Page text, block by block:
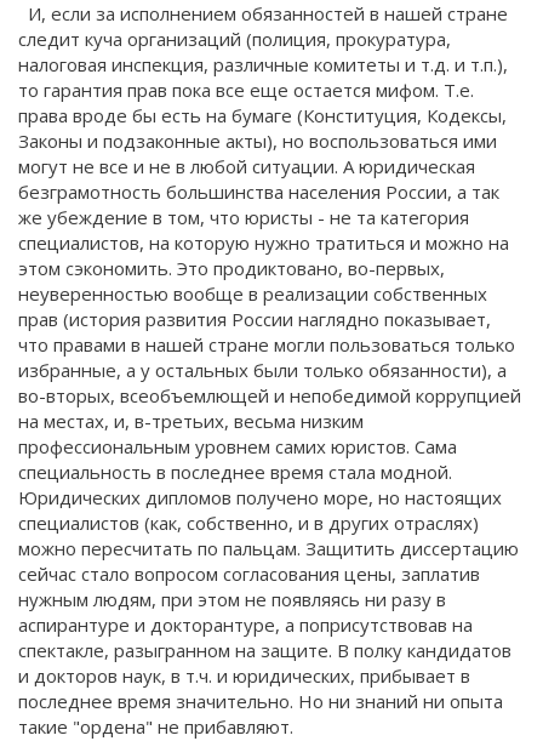
И, если за исполнением обязанностей в нашей стране
следит куча организаций (полиция, прокуратура,
налоговая инспекция, различные комитеты и т.д. и т.п.),
то гарантия прав пока все еще остается мифом. Т.е.
права вроде бы есть на бумаге (Конституция, Кодексы,
Законы и подзаконные акты), но воспользоваться ими
могут не все и не в любой ситуации. А юридическая
безграмотность большинства населения России, а так
же убеждение в том, что юристы - не та категория
специалистов, на которую нужно тратиться и можно на
этом сэкономить. Это продиктовано, во-первых,
неуверенностью вообще в реализации собственных
прав (история развития России наглядно показывает,
что правами в нашей стране могли пользоваться только
избранные, а у остальных были только обязанности), а
во-вторых, всеобъемлющей и непобедимой коррупцией
на местах, и, в-третьих, весьма низким
профессиональным уровнем самих юристов. Сама
специальность в последнее время стала модной.
Юридических дипломов получено море, но настоящих
специалистов (как, собственно, и в других отраслях)
можно пересчитать по пальцам. Защитить диссертацию
сейчас стало вопросом согласования цены, заплатив
нужным людям, при этом не появляясь ни разу в
аспирантуре и докторантуре, а поприсутствовав на
спектакле, разыгранном на защите. В полку кандидатов
и докторов наук, в т.ч. и юридических, прибывает в
последнее время значительно. Но ни знаний ни опыта
такие "ордена" не прибавляют.